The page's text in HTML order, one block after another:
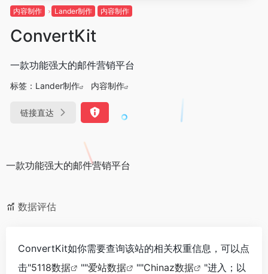
内容制作 Lander制作 内容制作
ConvertKit
一款功能强大的邮件营销平台
标签： Lander制作 内容制作
链接直达
一款功能强大的邮件营销平台
数据评估
ConvertKit如你需要查询该站的相关权重信息，可以点
击"5118数据 ""爱站数据 ""Chinaz数据
"进入；以